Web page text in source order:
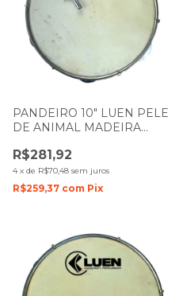
PANDEIRO 10" LUEN PELE
DE ANIMAL MADEIRA
R$281,92
4 x de R$70,48 sem juros
R$259,37 com Pix